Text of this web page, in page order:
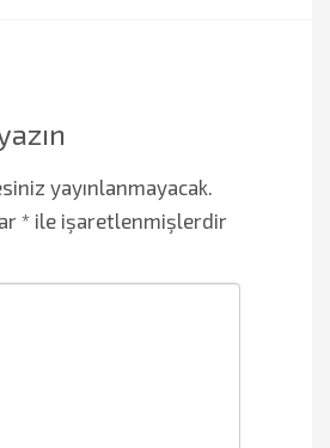
yayınlanmayacak.
* ile işaretlenmişlerdir